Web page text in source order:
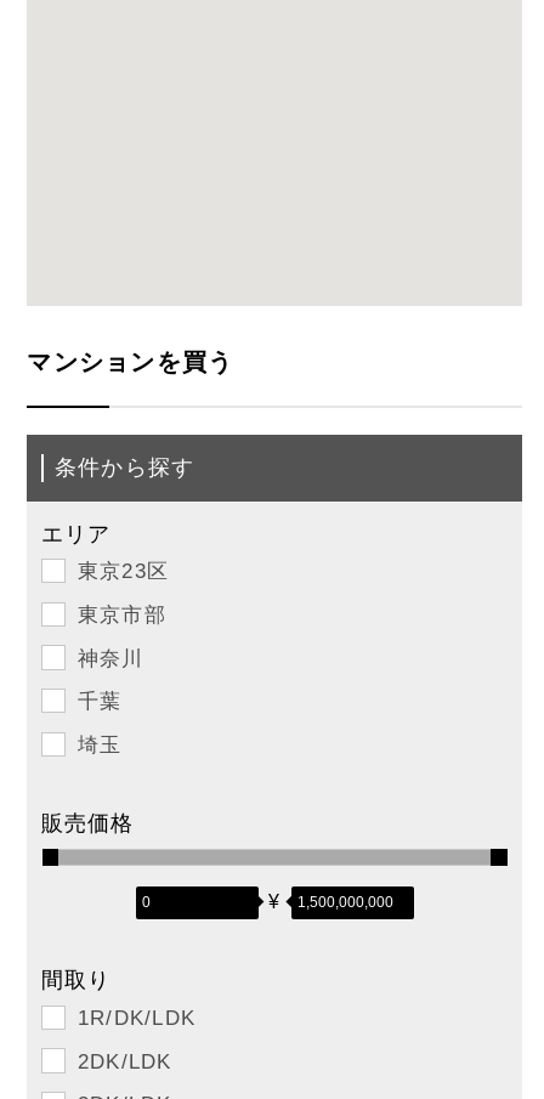
マンションを買う
条件から探す
エリア
東京23区
東京市部
神奈川
千葉
埼玉
販売価格
¥
間取り
1R/DK/LDK
2DK/LDK